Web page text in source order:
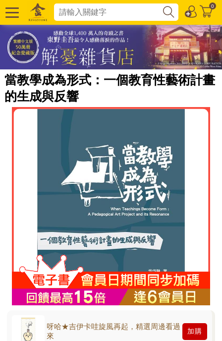
0
當教學成為形式：一個教育性藝術計畫
的生成與反響
呀哈★吉伊卡哇旋風再起，精選周邊看過
來
加購